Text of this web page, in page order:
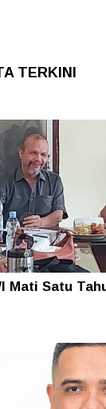
TERKINI
Mati Satu